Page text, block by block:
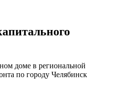
доме в региональной
по городу Челябинск